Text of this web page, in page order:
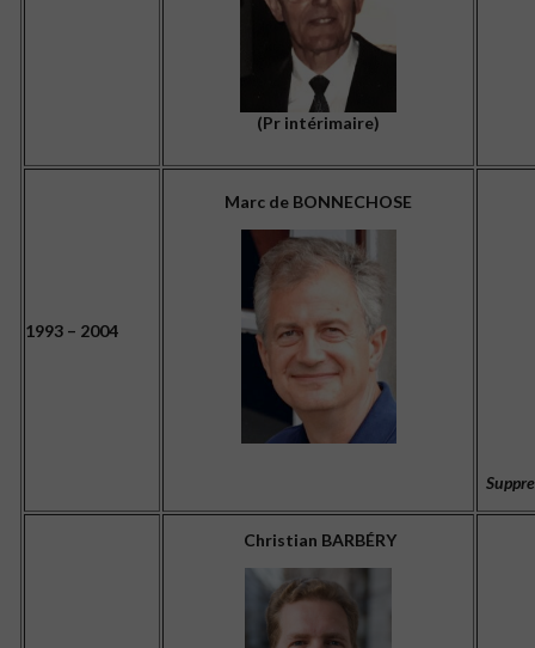
(Pr intérimaire)
1993 – 2004
Marc de BONNECHOSE
Christian BARBÉRY